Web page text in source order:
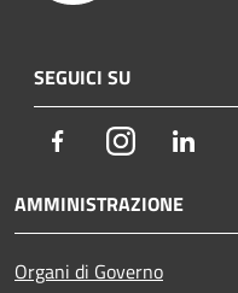
SEGUICI SU
FacebookInstagram
AMMINISTRAZIONE
Organi di Governo